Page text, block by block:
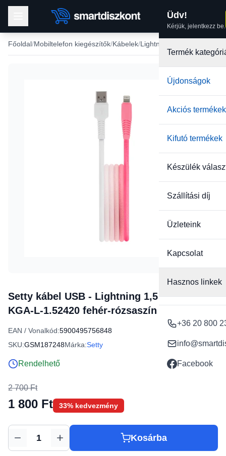
Üdv!
Kérjük, jelentkezz be.
Termék
Újdonságok
Akciós termékek
Kifutó termékek
Készülék
Szállítási díj
Üzleteink
Kapcsolat
Hasznos linkek
+36 20 800
Facebook
Főoldal Mobiltelefon kiegészítők Kábelek Lightning USB kábel
-33%
Setty kábel USB - Lightning 1,5 m 2,4A
KGA-L-1.52420 fehér-rózsaszín gradiens
EAN / Vonalkód:5900495756848
SKU:GSM187248Márka:Setty
Rendelhető
2 700 Ft
1 800 Ft 33% kedvezmény
Mennyiség Kosárba